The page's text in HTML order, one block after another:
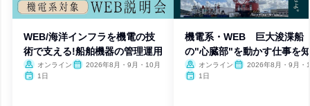
WEB/海洋インフラを機電の技
術で支える!船舶機器の管理運用
オンライン
2026年8月・9月・10月
1日
機電系・WEB 巨大浚渫船
の"心臓部"を動かす仕事を
う! オンライン
2026年8月・9月・
1日